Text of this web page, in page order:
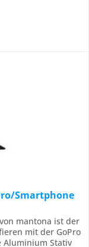
Smartphone
mantona ist der
mit der GoPro
Aluminium Stativ